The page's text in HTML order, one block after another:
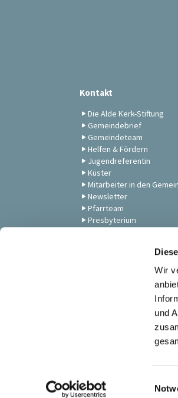
Wir
und
i
Kontakt
Die Alde Kerk-Stiftung
Gemeindebrief
Gemeindeteam
Helfen & Fördern
Jugendreferentin
Küster
Mitarbeiter in den
Newsletter
Pfarrteam
Presbyterium
Gottesdienste & Musik